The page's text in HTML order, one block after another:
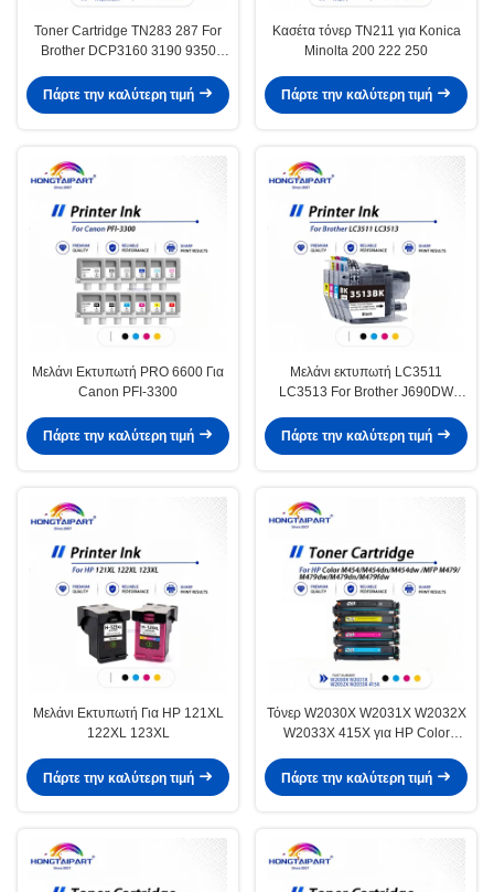
Toner Cartridge TN283 287 For
Brother DCP3160 3190 9350
Πάρτε την καλύτερη τιμή
Κασέτα τόνερ TN211 για Konica
Minolta 200 222 250
Πάρτε την καλύτερη τιμή
Μελάνι Εκτυπωτή PRO 6600 Για
Canon PFI-3300
Πάρτε την καλύτερη τιμή
Μελάνι εκτυπωτή LC3511
LC3513 For Brother J690DW
Πάρτε την καλύτερη τιμή
Μελάνι Εκτυπωτή Για HP 121XL
122XL 123XL
Πάρτε την καλύτερη τιμή
Τόνερ W2030X W2031X W2032X
W2033X 415X για HP Color
Πάρτε την καλύτερη τιμή